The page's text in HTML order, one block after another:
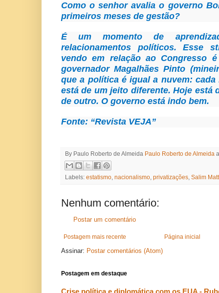
Como o senhor avalia o governo
primeiros meses de gestão?
É um momento de
relacionamentos políticos. Esse
vendo em relação ao Congresso
governador Magalhães Pinto
que a política é igual a nuvem:
está de um jeito diferente. Hoje está
de outro. O governo está indo bem.
Fonte: “Revista VEJA”
By Paulo Roberto de Almeida Paulo Roberto de Almeida
Labels: estatismo, nacionalismo, privatizações, Salim
Nenhum comentário:
Postar um comentário
Postagem mais recente Página inicial
Assinar: Postar comentários (Atom)
Postagem em destaque